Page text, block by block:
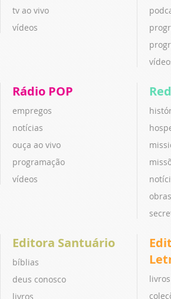
tv ao vivo
vídeos
Rádio POP
empregos
notícias
ouça ao vivo
programação
vídeos
Editora Santuário
bíblias
deus conosco
livros
livros